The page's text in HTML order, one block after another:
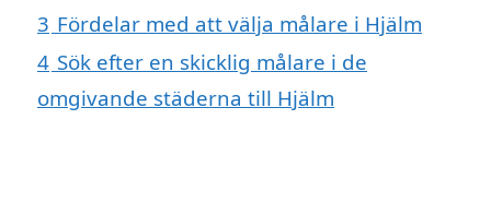
3 Fördelar med att välja målare i Hjälm
4 Sök efter en skicklig målare i de
omgivande städerna till Hjälm